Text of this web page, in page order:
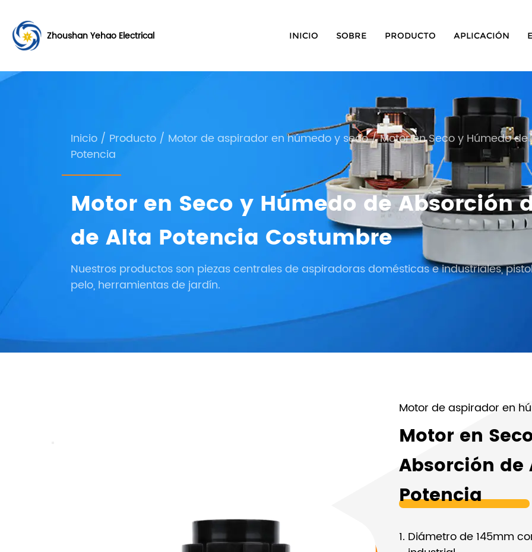
Zhoushan Yehao Electrical INICIO SOBRE PRODUCTO APLICACIÓN
Inicio / Producto / Motor de aspirador en húmedo y seco/Motor en Seco y Húmedo
Potencia
Motor en Seco y Húmedo de Absorción
de Alta Potencia Costumbre
Nuestros productos son piezas centrales de aspiradoras domésticas e industriales,
pelo, herramientas de jardín.
Motor de aspirador en
Motor en
Absorción de
Potencia
Diámetro de 145mm